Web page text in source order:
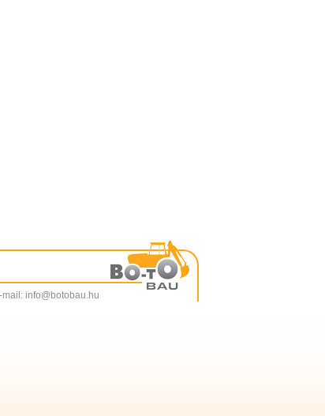
mail: info@botobau.hu